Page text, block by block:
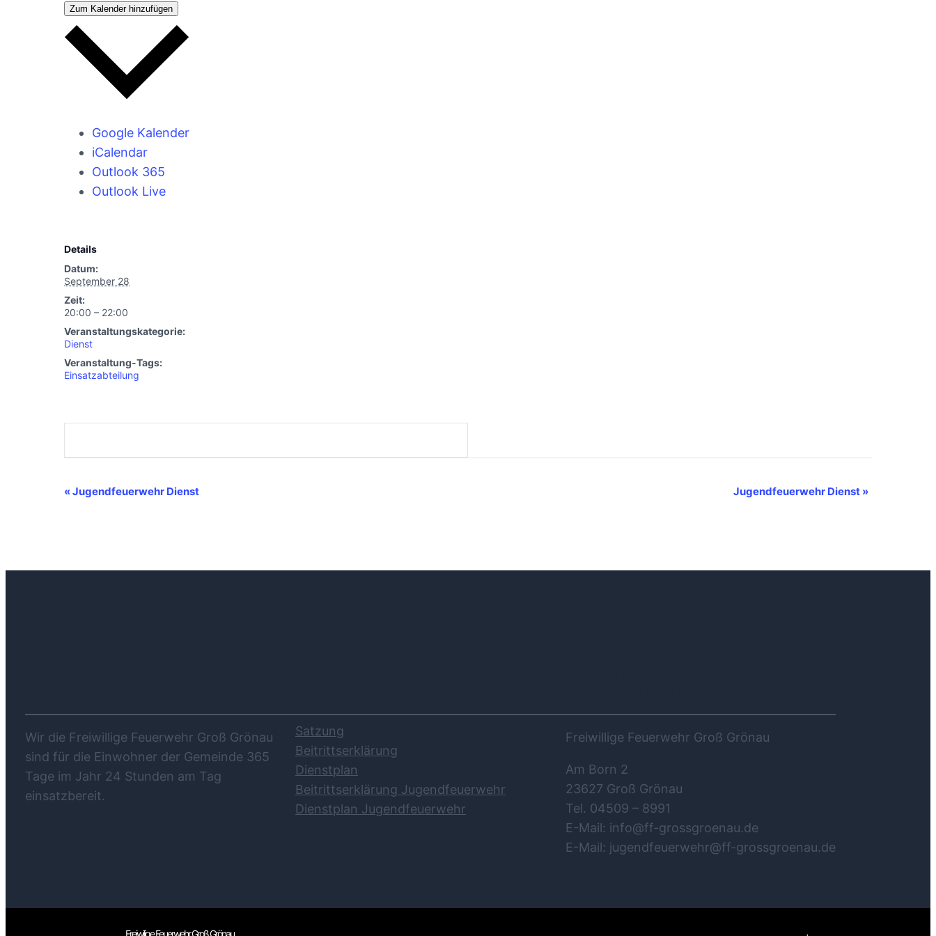
Zum Kalender hinzufügen
Google Kalender
iCalendar
Outlook 365
Outlook Live
Details
Datum:
September 28
Zeit:
20:00 – 22:00
Veranstaltungskategorie:
Dienst
Veranstaltung-Tags:
Einsatzabteilung
Veranstaltung-
«Jugendfeuerwehr Dienst Jugendfeuerwehr Dienst »
Wir die Freiwillige Feuerwehr Groß Grönau
sind für die Einwohner der Gemeinde 365
Tage im Jahr 24 Stunden am Tag
einsatzbereit.
Satzung
Beitrittserklärung
Dienstplan
Beitrittserklärung Jugendfeuerwehr
Dienstplan Jugendfeuerwehr
Freiwillige Feuerwehr Groß Grönau
Am Born 2
23627 Groß Grönau
Tel. 04509 – 8991
E-Mail: info@ff-grossgroenau.de
E-Mail: jugendfeuerwehr@ff-grossgroenau.de
Freiwilige Feuerwehr Groß Grönau